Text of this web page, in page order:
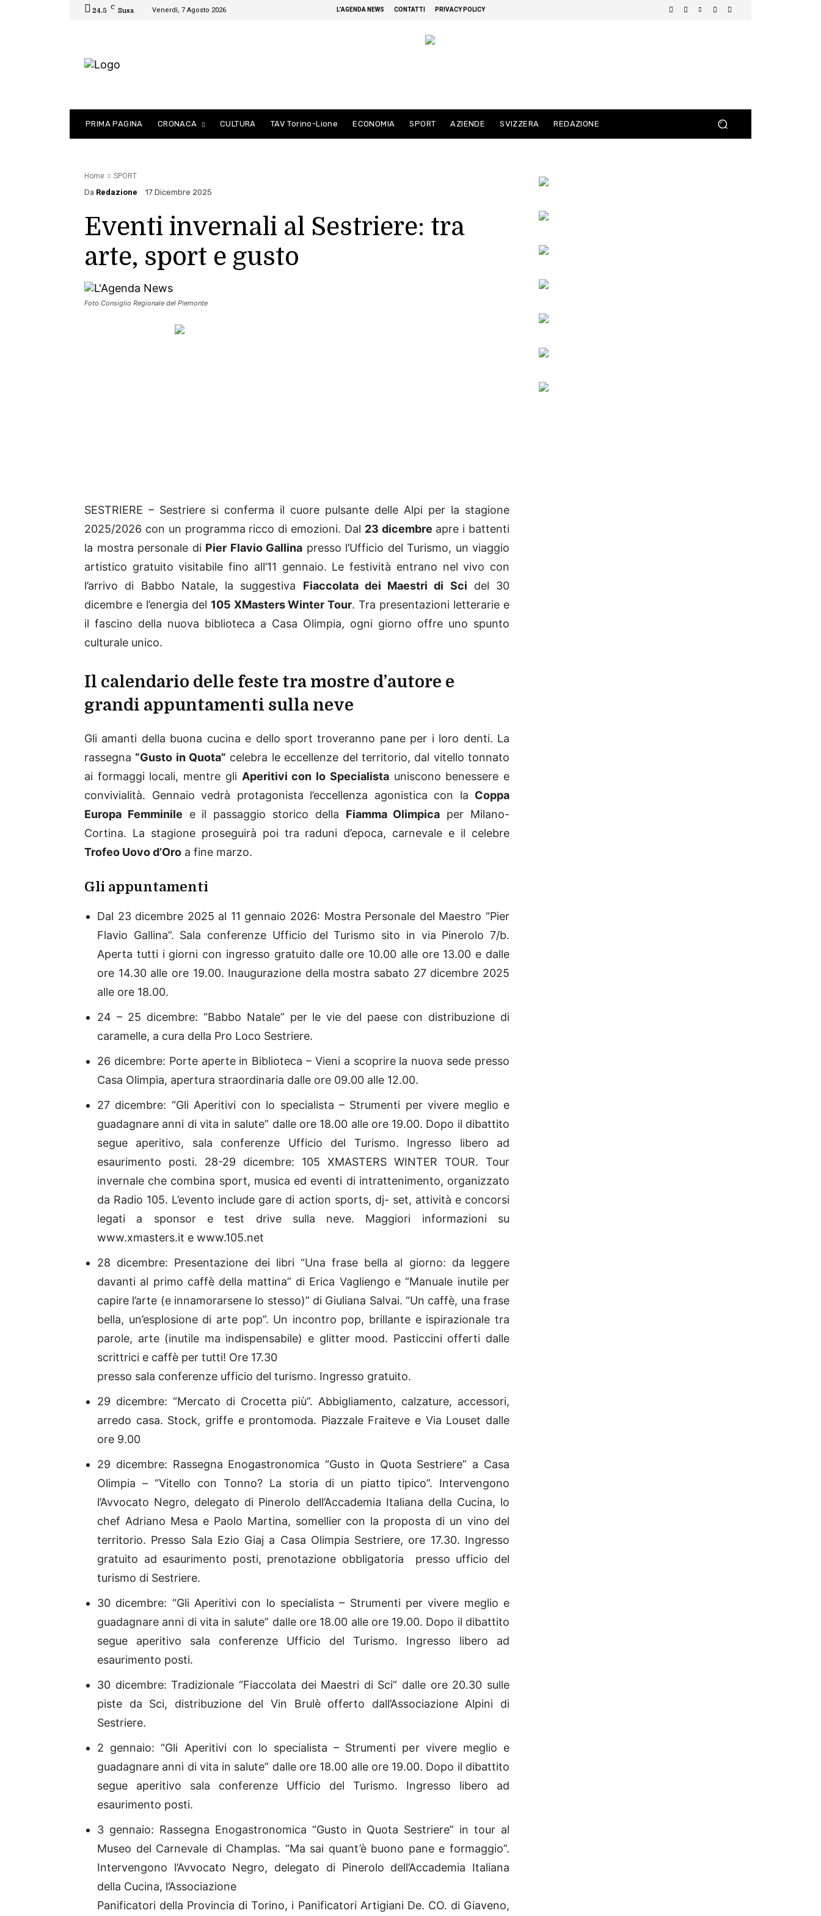
24.5 C Susa Venerdì, 7 Agosto 2026 L’AGENDA NEWS CONTATTI PRIVACY POLICY
PRIMA PAGINA CRONACA CULTURA TAV Torino-Lione ECONOMIA SPORT AZIENDE SVIZZERA REDAZIONE
Home SPORT
Da Redazione 17 Dicembre 2025
Eventi invernali al Sestriere: tra
arte, sport e gusto
Foto Consiglio Regionale del Piemonte
SESTRIERE – Sestriere si conferma il cuore pulsante delle Alpi per la stagione
2025/2026 con un programma ricco di emozioni. Dal 23 dicembre apre i battenti
la mostra personale di Pier Flavio Gallina presso l’Ufficio del Turismo, un viaggio
artistico gratuito visitabile fino all’11 gennaio. Le festività entrano nel vivo con
l’arrivo di Babbo Natale, la suggestiva Fiaccolata dei Maestri di Sci del 30
dicembre e l’energia del 105 XMasters Winter Tour. Tra presentazioni letterarie e
il fascino della nuova biblioteca a Casa Olimpia, ogni giorno offre uno spunto
culturale unico.
Il calendario delle feste tra mostre d’autore e
grandi appuntamenti sulla neve
Gli amanti della buona cucina e dello sport troveranno pane per i loro denti. La
rassegna “Gusto in Quota” celebra le eccellenze del territorio, dal vitello tonnato
ai formaggi locali, mentre gli Aperitivi con lo Specialistauniscono benessere e
convivialità. Gennaio vedrà protagonista l’eccellenza agonistica con la Coppa
Europa Femminile e il passaggio storico della Fiamma Olimpica per Milano-
Cortina. La stagione proseguirà poi tra raduni d’epoca, carnevale e il celebre
Trofeo Uovo d’Oro a fine marzo.
Gli appuntamenti
Dal 23 dicembre 2025 al 11 gennaio 2026: Mostra Personale del Maestro “Pier
Flavio Gallina”. Sala conferenze Ufficio del Turismo sito in via Pinerolo 7/b.
Aperta tutti i giorni con ingresso gratuito dalle ore 10.00 alle ore 13.00 e dalle
ore 14.30 alle ore 19.00. Inaugurazione della mostra sabato 27 dicembre 2025
alle ore 18.00.
24 – 25 dicembre: “Babbo Natale” per le vie del paese con distribuzione di
caramelle, a cura della Pro Loco Sestriere.
26 dicembre: Porte aperte in Biblioteca – Vieni a scoprire la nuova sede presso
Casa Olimpia, apertura straordinaria dalle ore 09.00 alle 12.00.
27 dicembre: “Gli Aperitivi con lo specialista – Strumenti per vivere meglio e
guadagnare anni di vita in salute” dalle ore 18.00 alle ore 19.00. Dopo il dibattito
segue aperitivo, sala conferenze Ufficio del Turismo. Ingresso libero ad
esaurimento posti. 28-29 dicembre: 105 XMASTERS WINTER TOUR. Tour
invernale che combina sport, musica ed eventi di intrattenimento, organizzato
da Radio 105. L’evento include gare di action sports, dj- set, attività e concorsi
legati a sponsor e test drive sulla neve. Maggiori informazioni su
www.xmasters.it e www.105.net
28 dicembre: Presentazione dei libri “Una frase bella al giorno: da leggere
davanti al primo caffè della mattina” di Erica Vagliengo e “Manuale inutile per
capire l’arte (e innamorarsene lo stesso)” di Giuliana Salvai. “Un caffè, una frase
bella, un’esplosione di arte pop”. Un incontro pop, brillante e ispirazionale tra
parole, arte (inutile ma indispensabile) e glitter mood. Pasticcini offerti dalle
scrittrici e caffè per tutti! Ore 17.30
presso sala conferenze ufficio del turismo. Ingresso gratuito.
29 dicembre: “Mercato di Crocetta più”. Abbigliamento, calzature, accessori,
arredo casa. Stock, griffe e prontomoda. Piazzale Fraiteve e Via Louset dalle
ore 9.00
29 dicembre: Rassegna Enogastronomica “Gusto in Quota Sestriere” a Casa
Olimpia – “Vitello con Tonno? La storia di un piatto tipico”. Intervengono
l’Avvocato Negro, delegato di Pinerolo dell’Accademia Italiana della Cucina, lo
chef Adriano Mesa e Paolo Martina, somellier con la proposta di un vino del
territorio. Presso Sala Ezio Giaj a Casa Olimpia Sestriere, ore 17.30. Ingresso
gratuito ad esaurimento posti, prenotazione obbligatoria presso ufficio del
turismo di Sestriere.
30 dicembre: “Gli Aperitivi con lo specialista – Strumenti per vivere meglio e
guadagnare anni di vita in salute” dalle ore 18.00 alle ore 19.00. Dopo il dibattito
segue aperitivo sala conferenze Ufficio del Turismo. Ingresso libero ad
esaurimento posti.
30 dicembre: Tradizionale “Fiaccolata dei Maestri di Sci” dalle ore 20.30 sulle
piste da Sci, distribuzione del Vin Brulè offerto dall’Associazione Alpini di
Sestriere.
2 gennaio: “Gli Aperitivi con lo specialista – Strumenti per vivere meglio e
guadagnare anni di vita in salute” dalle ore 18.00 alle ore 19.00. Dopo il dibattito
segue aperitivo sala conferenze Ufficio del Turismo. Ingresso libero ad
esaurimento posti.
3 gennaio: Rassegna Enogastronomica “Gusto in Quota Sestriere” in tour al
Museo del Carnevale di Champlas. “Ma sai quant’è buono pane e formaggio”.
Intervengono l’Avvocato Negro, delegato di Pinerolo dell’Accademia Italiana
della Cucina, l’Associazione
Panificatori della Provincia di Torino, i Panificatori Artigiani De. CO. di Giaveno,